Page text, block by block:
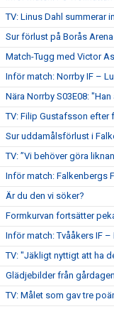
TV: Linus Dahl summerar
Sur förlust på Borås Arena
Match-Tugg med Victor
Inför match: Norrby IF –
Nära Norrby S03E08:
TV: Filip Gustafsson efter
Sur uddamålsförlust i
TV: ”Vi behöver göra
Inför match: Falkenbergs
Är du den vi söker?
Formkurvan fortsätter
Inför match: Tvååkers IF –
TV: "Jäkligt nyttigt att ha
Glädjebilder från
TV: Målet som gav tre